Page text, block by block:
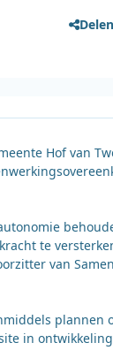
Delen
Hof van
te
van
plannen
in